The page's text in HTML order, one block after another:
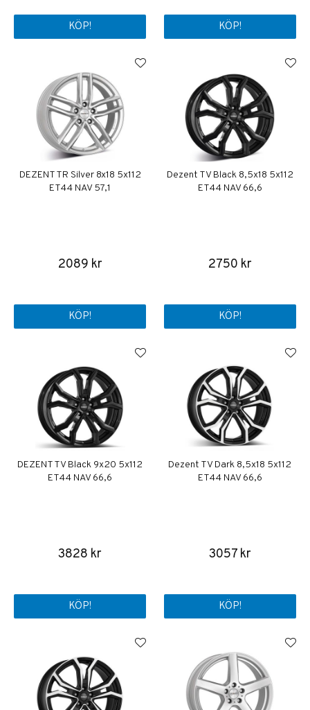
KÖP! KÖP!
DEZENT TR Silver 8x18 5x112
ET44 NAV 57,1
2089 kr
KÖP!
Dezent TV Black 8,5x18 5x112
ET44 NAV 66,6
2750 kr
KÖP!
DEZENT TV Black 9x20 5x112
ET44 NAV 66,6
3828 kr
KÖP!
Dezent TV Dark 8,5x18 5x112
ET44 NAV 66,6
3057 kr
KÖP!